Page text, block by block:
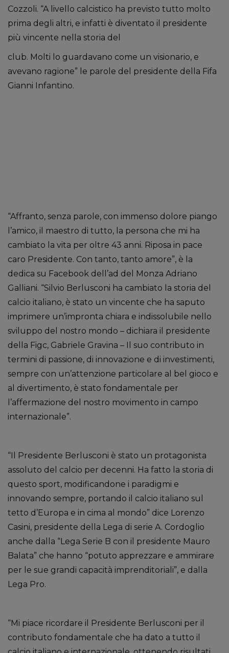
Cozzoli. “A livello calcistico ha previsto tutto molto
prima degli altri, e infatti è diventato il presidente
più vincente nella storia del
club. Molti lo guardavano come un visionario, e
avevano ragione” le parole del presidente della Fifa
Gianni Infantino.
“Affranto, senza parole, con immenso dolore piango
l’amico, il maestro di tutto, la persona che mi ha
cambiato la vita per oltre 43 anni. Riposa in pace
caro Presidente. Con tanto, tanto amore”, è la
dedica su Facebook dell’ad del Monza Adriano
Galliani. “Silvio Berlusconi ha cambiato la storia del
calcio italiano, è stato un vincente che ha saputo
imprimere un’impronta chiara e indissolubile nello
sviluppo del nostro mondo – dichiara il presidente
della Figc, Gabriele Gravina – Il suo contributo in
termini di passione, di innovazione e di investimenti,
sempre con un’attenzione particolare al bel gioco e
al divertimento, è stato fondamentale per
l’affermazione del nostro movimento in campo
internazionale”.
“Il Presidente Berlusconi è stato un protagonista
assoluto del calcio per decenni. Ha fatto la storia di
questo sport, modificandone i paradigmi e
innovando sempre, portando il calcio italiano sul
tetto d’Europa e in cima al mondo” dice Lorenzo
Casini, presidente della Lega di serie A. Cordoglio
anche dalla “Lega Serie B con il presidente Mauro
Balata” che hanno “potuto apprezzare e ammirare
per le sue grandi capacità imprenditoriali”, e dalla
Lega Pro.
“Mi piace ricordare il Presidente Berlusconi per il
contributo fondamentale che ha dato a tutto il